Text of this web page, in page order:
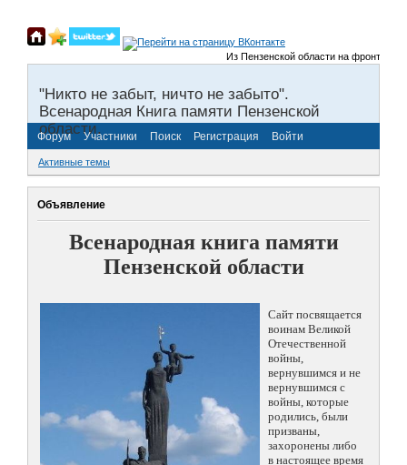
Из Пензенской области на фронты
"Никто не забыт, ничто не забыто".
Всенародная Книга памяти Пензенской
области.
Форум Участники Поиск Регистрация Войти
Активные темы
Объявление
Всенародная книга памяти
Пензенской области
Сайт посвящается
воинам Великой
Отечественной
войны,
вернувшимся и не
вернувшимся с
войны, которые
родились, были
призваны,
захоронены либо
в настоящее время